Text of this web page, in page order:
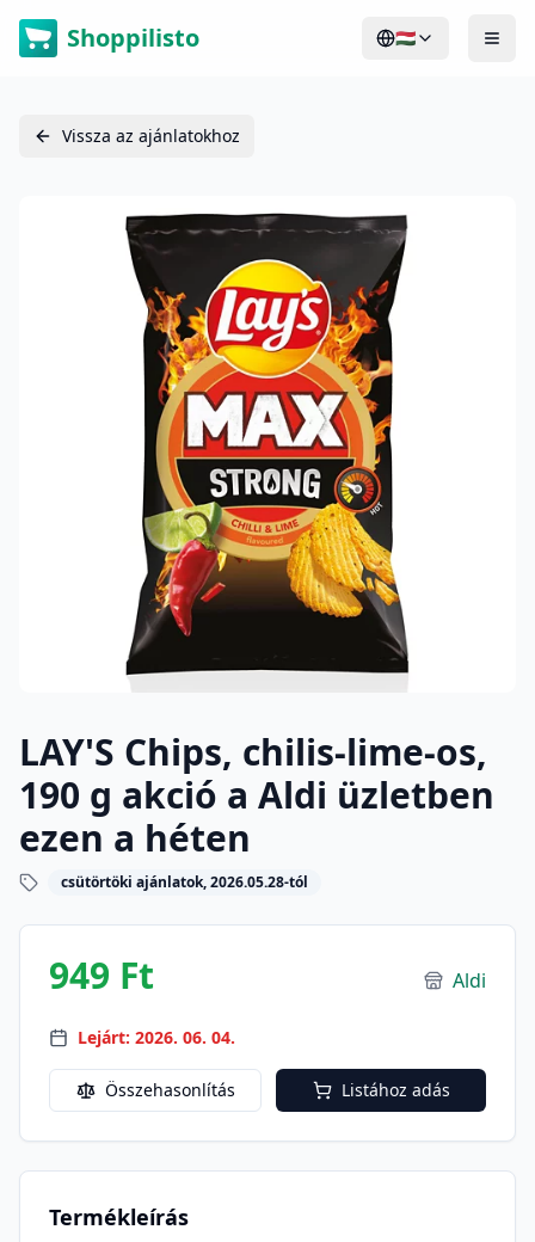
Shoppilisto 🇭🇺
Vissza az ajánlatokhoz
LAY'S Chips, chilis-lime-os,
190 g akció a Aldi üzletben
ezen a héten
csütörtöki ajánlatok, 2026.05.28-tól
949 Ft Aldi
Lejárt: 2026. 06. 04.
Összehasonlítás Listához adás
Termékleírás